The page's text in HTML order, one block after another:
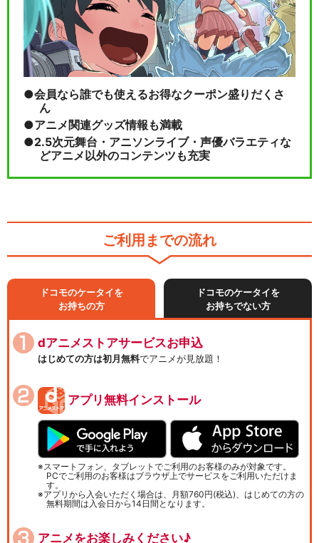
会員なら誰でも使えるお得なクーポン盛りだくさ
ん
アニメ関連グッズ情報も満載
2.5次元舞台・アニソンライブ・声優バラエティな
どアニメ以外のコンテンツも充実
ご利用までの流れ
ドコモのケータイを
お持ちの方
ドコモのケータイを
お持ちでない方
dアニメストアサービスお申込
はじめての方は初月無料でアニメが見放題！
アプリ無料インストール
スマートフォン、タブレットでご利用のお客様のみが対象です。
PCでご利用のお客様はブラウザ上でサービスをご利用いただけま
す。
アプリから入会いただく場合は、月額760円(税込)、はじめての方の
無料期間は入会日から14日間となります。
アニメをお楽しみください♪